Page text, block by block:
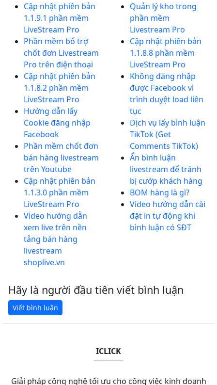
Cập nhật phiên bản
1.1.9.1 phần mềm
LiveStream Pro
Phần mềm bổ trợ
chốt đơn Livestream
Pro trên điện thoại
Cập nhật phiên bản
1.1.8.2 phần mềm
LiveStream Pro
Hướng dẫn lấy
Cookie đăng nhập
Facebook
Phần mềm chốt đơn
bán hàng livestream
trên Youtube
Cập nhật phiên bản
1.1.3.0 phần mềm
LiveStream Pro
Video hướng dẫn
xem live trên nền
tảng bán hàng
livestream
shoplive.vn
Quản lý kho trong
phần mềm
Livestream Pro
Cập nhật phiên bản
1.1.8.8 phần mềm
LiveStream Pro
Không đăng nhập
được Facebook vì
trình duyệt load liên
tục
Dịch vụ lấy bình luận
TikTok (Get
Comments TikTok)
Ẩn bình luận
livestream để tránh
bị cướp khách hàng
BOM hàng là gì?
Video hướng dẫn cài
đặt in tự động khi
bình luận có SĐT
Hãy là người đầu tiên viết bình luận
ICLICK
Giải pháp công nghệ tối ưu cho công việc kinh doanh